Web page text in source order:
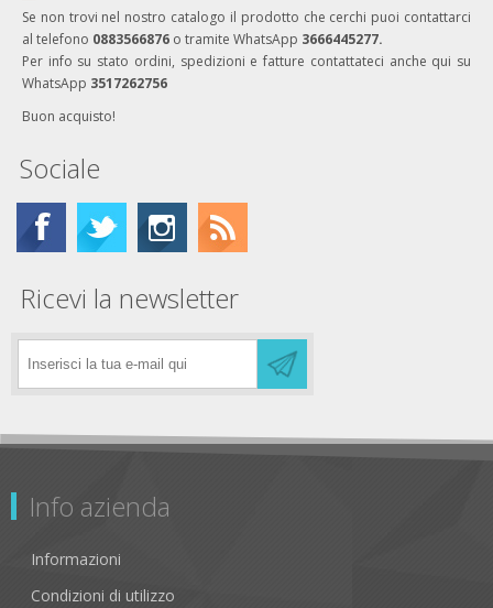
Se non trovi nel nostro catalogo il prodotto che cerchi puoi contattarci
al telefono 0883566876 o tramite WhatsApp 3666445277.
Per info su stato ordini, spedizioni e fatture contattateci anche qui su
WhatsApp 3517262756
Buon acquisto!
Sociale
Ricevi la newsletter
Info azienda
Informazioni
Condizioni di utilizzo